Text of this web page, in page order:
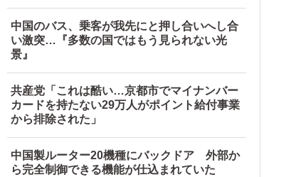
中国のバス、乗客が我先にと押し合いへし合
い激突…『多数の国ではもう見られない光
景』
共産党「これは酷い…京都市でマイナンバー
カードを持たない29万人がポイント給付事業
から排除された」
中国製ルーター20機種にバックドア 外部か
ら完全制御できる機能が仕込まれていた